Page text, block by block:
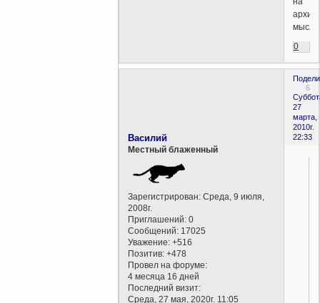
0
6
27
марта,
2010г.
22:33
Василий
Местный блаженный
Зарегистрирован: Среда, 9 июля,
2008г.
Приглашений: 0
Сообщений: 17025
Уважение: +516
Позитив: +478
Провел на форуме:
4 месяца 16 дней
Последний визит:
Среда, 27 мая, 2020г. 11:05